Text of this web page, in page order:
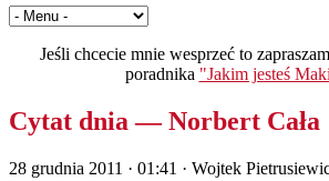
Jeśli chcecie mnie wesprzeć to
poradnika "Jakim jesteś
Cytat dnia — Norbert Cała
28 grudnia 2011 · 01:41 · Wojtek